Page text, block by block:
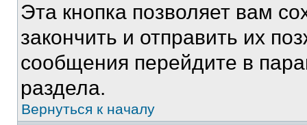
Эта кнопка позволяет вам
закончить и отправить их
сообщения перейдите в
раздела.
Вернуться к началу